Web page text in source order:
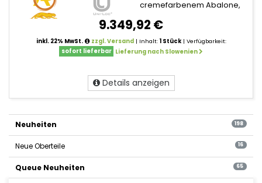
cremefarbenem Abalone,
9.349,92 €
inkl. 22% MwSt. zzgl. Versand| Inhalt: 1 Stück| Verfügbarkeit:
sofort lieferbar Lieferung nach Slowenien
Details anzeigen
Neuheiten 198
Neue Oberteile 16
Queue Neuheiten 65